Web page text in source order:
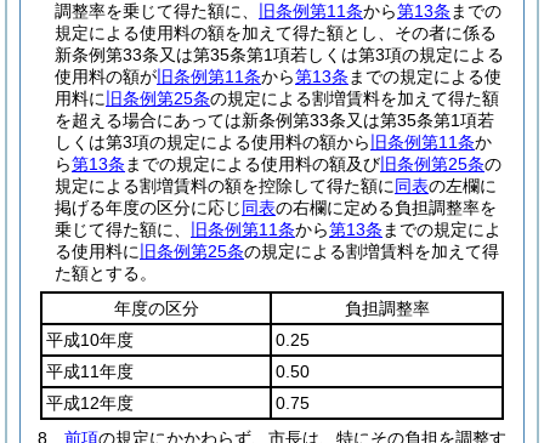
調整率を乗じて得た額に、
旧条例第11条から第13条 までの
規定による使用料の額を加えて得た額とし、その者に係る
新条例第33条又は第35条第1項若しくは第3項の規定による
使用料の額が 旧条例第11条から第13条 までの規定による使
用料に 旧条例第25条の規定による割増賃料を加えて得た額
を超える場合にあっては新条例第33条又は第35条第1項若
しくは第3項の規定による使用料の額から 旧条例第11条か
ら第13条 までの規定による使用料の額及び 旧条例第25条の
規定による割増賃料の額を控除して得た額に同表の左欄に
掲げる年度の区分に応じ同表の右欄に定める負担調整率を
乗じて得た額に、
旧条例第11条から第13条 までの規定によ
る使用料に 旧条例第25条の規定による割増賃料を加えて得
た額とする。
年度の区分
負担調整率
平成10年度
0.25
平成11年度
0.50
平成12年度
0.75
8
前項の規定にかかわらず、市長は、特にその負担を調整す